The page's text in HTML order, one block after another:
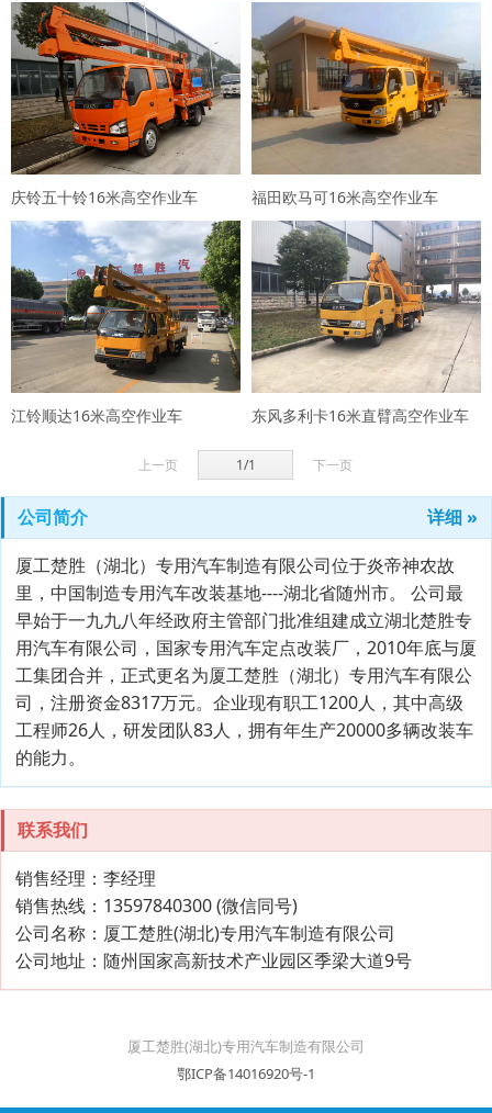
庆铃五十铃16米高空作业车 福田欧马可16米高空作业车
江铃顺达16米高空作业车 东风多利卡16米直臂高空作业车
上一页 1/1 下一页
公司简介 详细 »
厦工楚胜（湖北）专用汽车制造有限公司位于炎帝神农故
里，中国制造专用汽车改装基地----湖北省随州市。 公司最
早始于一九九八年经政府主管部门批准组建成立湖北楚胜专
用汽车有限公司，国家专用汽车定点改装厂，2010年底与厦
工集团合并，正式更名为厦工楚胜（湖北）专用汽车有限公
司，注册资金8317万元。企业现有职工1200人，其中高级
工程师26人，研发团队83人，拥有年生产20000多辆改装车
的能力。
联系我们
销售经理：李经理
销售热线：13597840300 (微信同号)
公司名称：厦工楚胜(湖北)专用汽车制造有限公司
公司地址：随州国家高新技术产业园区季梁大道9号
厦工楚胜(湖北)专用汽车制造有限公司
鄂ICP备14016920号-1